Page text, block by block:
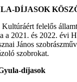
DÍJASOK
felelős
a 2021. és 2022. évi
János
szobrokat.
díjasok